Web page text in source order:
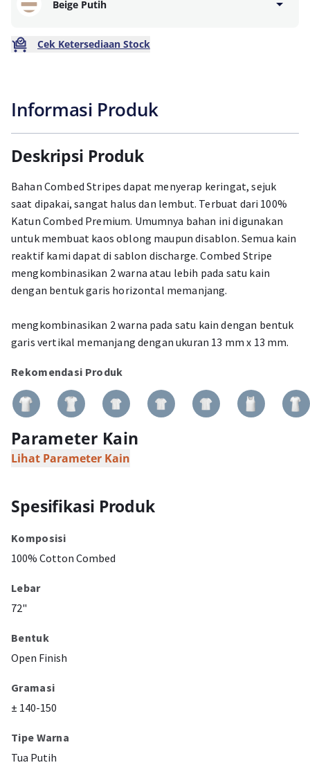
Beige Putih
Cek Ketersediaan Stock
Informasi Produk
Deskripsi Produk
Bahan Combed Stripes dapat menyerap keringat, sejuk
saat dipakai, sangat halus dan lembut. Terbuat dari 100%
Katun Combed Premium. Umumnya bahan ini digunakan
untuk membuat kaos oblong maupun disablon. Semua kain
reaktif kami dapat di sablon discharge. Combed Stripe
mengkombinasikan 2 warna atau lebih pada satu kain
dengan bentuk garis horizontal memanjang.
mengkombinasikan 2 warna pada satu kain dengan bentuk
garis vertikal memanjang dengan ukuran 13 mm x 13 mm.
Rekomendasi Produk
Parameter Kain
Lihat Parameter Kain
Spesifikasi Produk
Komposisi
100% Cotton Combed
Lebar
72"
Bentuk
Open Finish
Gramasi
± 140-150
Tipe Warna
Tua Putih